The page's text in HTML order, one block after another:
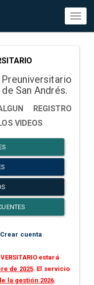
San Andrés.
REGISTRO
VIDEOS
Crear cuenta
estará
de 2025. El servicio
la gestión 2026.